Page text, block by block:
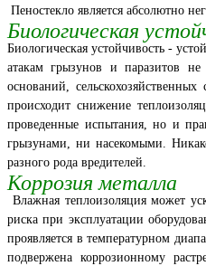
Пеностекло является абсолютно
Биологическая
Биологическая устойчивость -
атакам грызунов и паразитов не
оснований,
происходит снижение
проведенные испытания, но и
грызунами, ни насекомыми.
разного рода вредителей.
Коррозия металла
Влажная теплоизоляция может
риска при эксплуатации
проявляется в температурном
подвержена коррозионному